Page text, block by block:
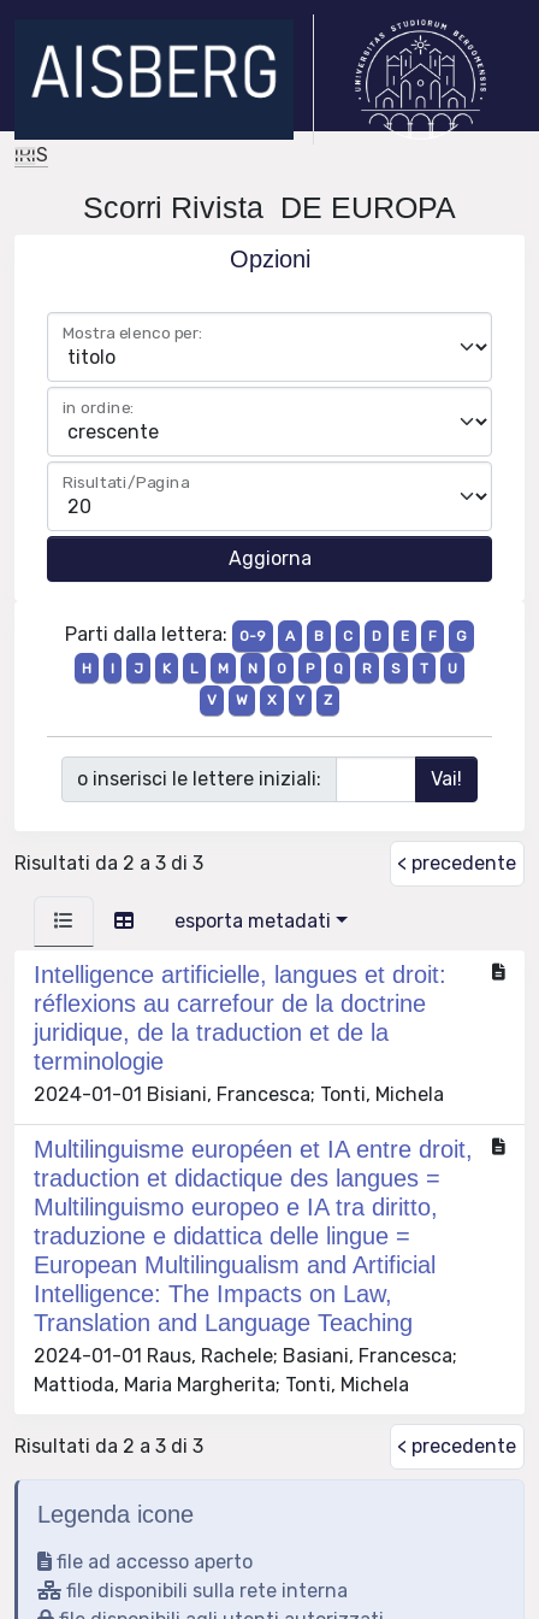
IRIS
Scorri Rivista DE EUROPA
Opzioni
Mostra elenco per:
in ordine:
Risultati/Pagina
Parti dalla lettera: 0-9 A B C D E F
G
H
I J K L M N O P Q R S T
U
V
W X Y Z
o inserisci le lettere iniziali:
Risultati da 2 a 3 di 3 < precedente
esporta metadati
Intelligence artificielle, langues et droit:
réflexions au carrefour de la doctrine
juridique, de la traduction et de la
terminologie
2024-01-01 Bisiani, Francesca; Tonti, Michela
Multilinguisme européen et IA entre droit,
traduction et didactique des langues =
Multilinguismo europeo e IA tra diritto,
traduzione e didattica delle lingue =
European Multilingualism and Artificial
Intelligence: The Impacts on Law,
Translation and Language Teaching
2024-01-01 Raus, Rachele; Basiani, Francesca;
Mattioda, Maria Margherita; Tonti, Michela
Risultati da 2 a 3 di 3 < precedente
Legenda icone
file ad accesso aperto
file disponibili sulla rete interna